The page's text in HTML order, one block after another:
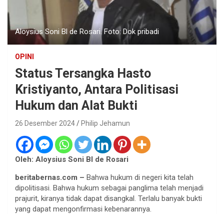
Aloysius Soni Bl de Rosari. Foto: Dok pribadi
OPINI
Status Tersangka Hasto
Kristiyanto, Antara Politisasi
Hukum dan Alat Bukti
26 Desember 2024 Philip Jehamun
Oleh: Aloysius Soni Bl de Rosari
beritabernas.com – Bahwa hukum di negeri kita telah
dipolitisasi. Bahwa hukum sebagai panglima telah menjadi
prajurit, kiranya tidak dapat disangkal. Terlalu banyak bukti
yang dapat mengonfirmasi kebenarannya.